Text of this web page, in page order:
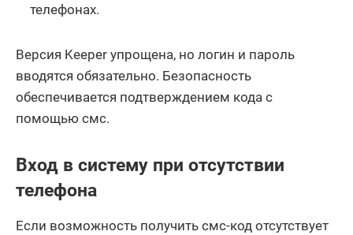
телефонах.
Версия Keeper упрощена, но логин и пароль
вводятся обязательно. Безопасность
обеспечивается подтверждением кода с
помощью смс.
Вход в систему при отсутствии
телефона
Если возможность получить смс-код отсутствует